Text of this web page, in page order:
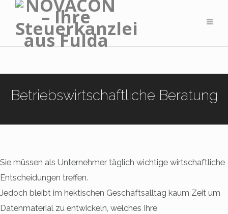
Betriebswirtschaftliche Beratung
Sie müssen als Unternehmer täglich wichtige wirtschaftliche
Entscheidungen treffen.
Jedoch bleibt im hektischen Geschäftsalltag kaum Zeit um
Datenmaterial zu entwickeln, welches Ihre